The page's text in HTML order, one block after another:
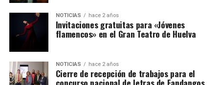
NOTICIAS hace 2 años
Invitaciones gratuitas para «Jóvenes
flamencos» en el Gran Teatro de Huelva
NOTICIAS hace 2 años
Cierre de recepción de trabajos para el